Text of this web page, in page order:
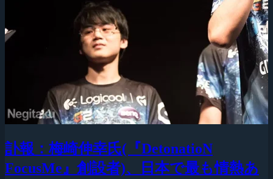
訃報：梅崎伸幸氏(『DetonatioN
FocusMe』創設者)、日本で最も情熱あ